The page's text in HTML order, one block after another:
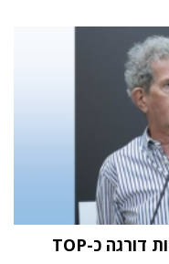
מחקר STKI השנתי: וואן טכנולוגיות דורגה כ-TOP